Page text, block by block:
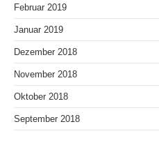
Februar 2019
Januar 2019
Dezember 2018
November 2018
Oktober 2018
September 2018